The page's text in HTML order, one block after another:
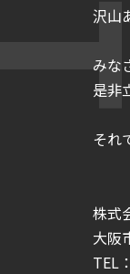
沢山
みな
是非
それ
株式
大阪
TEL